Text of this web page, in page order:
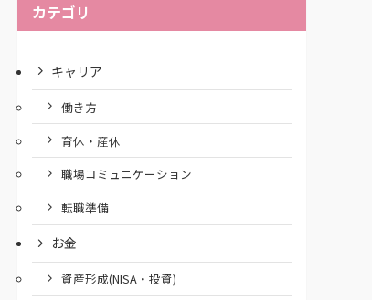
カテゴリ
キャリア
働き方
育休・産休
職場コミュニケーション
転職準備
お金
資産形成(NISA・投資)